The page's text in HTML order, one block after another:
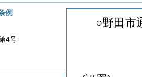
○野田市
例
4号